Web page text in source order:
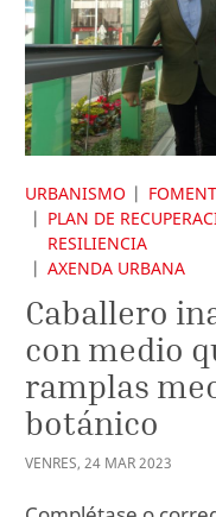
URBANISMO
PLAN DE
RESILIENCIA
AXENDA URBANA
Caballero
con medio
ramplas
botánico
VENRES, 24 MAR2023